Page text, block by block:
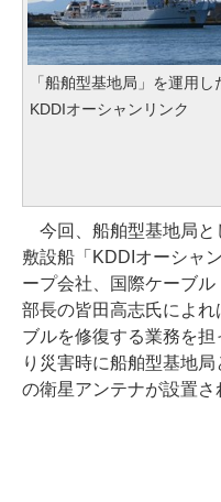
「船舶型基地局」を運用し
KDDIオーシャンリンク
今回、船舶型基地局と
敷設船「KDDIオーシャ
ープ会社、国際ケーブ
部長の皆田高志氏によ
ブルを修復する業務を
り災害時に船舶型基地
の衛星アンテナが設置さ